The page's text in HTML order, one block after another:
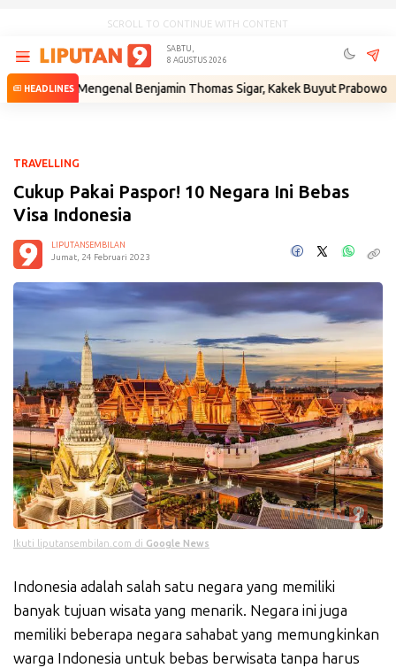
SCROLL TO CONTINUE WITH CONTENT
SABTU,
8 AGUSTUS 2026
HEADLINES
• Mengenal Benjamin Thomas Sigar, Kakek Buyut Prabowo dari
TRAVELLING
Cukup Pakai Paspor! 10 Negara Ini Bebas
Visa Indonesia
LIPUTANSEMBILAN
Jumat, 24 Februari 2023
Ikuti liputansembilan.com di Google News
Indonesia adalah salah satu negara yang memiliki
banyak tujuan wisata yang menarik. Negara ini juga
memiliki beberapa negara sahabat yang memungkinkan
warga Indonesia untuk bebas berwisata tanpa harus